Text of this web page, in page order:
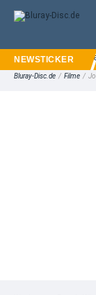
auf UHD Blu-ray:
Bluray-Disc.de / Filme /